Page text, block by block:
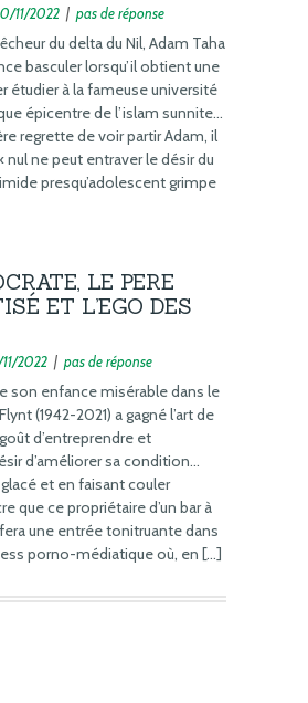
11/2022 | pas de réponse
du delta du Nil, Adam Taha
basculer lorsqu’il obtient une
étudier à la fameuse université
épicentre de l’islam sunnite…
regrette de voir partir Adam, il
nul ne peut entraver le désir du
presqu’adolescent grimpe
LE PERE
ET L’EGO DES
2022 | pas de réponse
son enfance misérable dans le
(1942-2021) a gagné l’art de
d’entreprendre et
d’améliorer sa condition…
glacé et en faisant couler
que ce propriétaire d’un bar à
une entrée tonitruante dans
porno-médiatique où, en […]